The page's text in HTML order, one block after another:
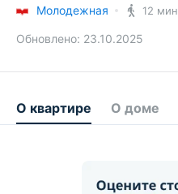
Молодежная
12 мин
Обновлено: 23.10.2025
О квартире О доме